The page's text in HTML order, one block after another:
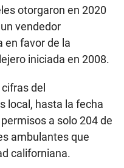
otorgaron en 2020
vendedor
en favor de la
iniciada en 2008.
del
local, hasta la fecha
a solo 204 de
ambulantes que
californiana.